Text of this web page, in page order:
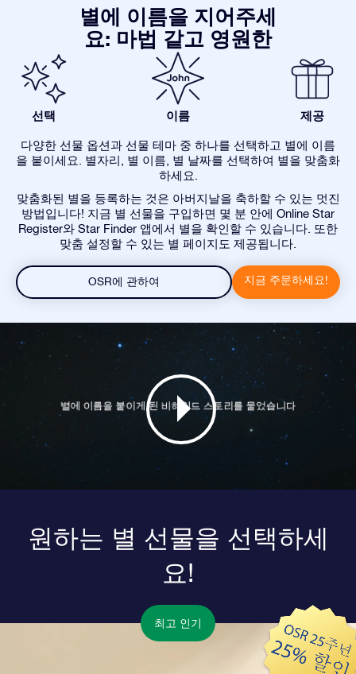
별에 이름을 지어주세
요: 마법 같고 영원한
선택 이름 제공
다양한 선물 옵션과 선물 테마 중 하나를 선택하고 별에 이름
을 붙이세요. 별자리, 별 이름, 별 날짜를 선택하여 별을 맞춤화
하세요.
맞춤화된 별을 등록하는 것은 아버지날을 축하할 수 있는 멋진
방법입니다! 지금 별 선물을 구입하면 몇 분 안에 Online Star
Register와 Star Finder 앱에서 별을 확인할 수 있습니다. 또한
맞춤 설정할 수 있는 별 페이지도 제공됩니다.
OSR에 관하여 지금 주문하세요!
원하는 별 선물을 선택하세
요!
최고 인기